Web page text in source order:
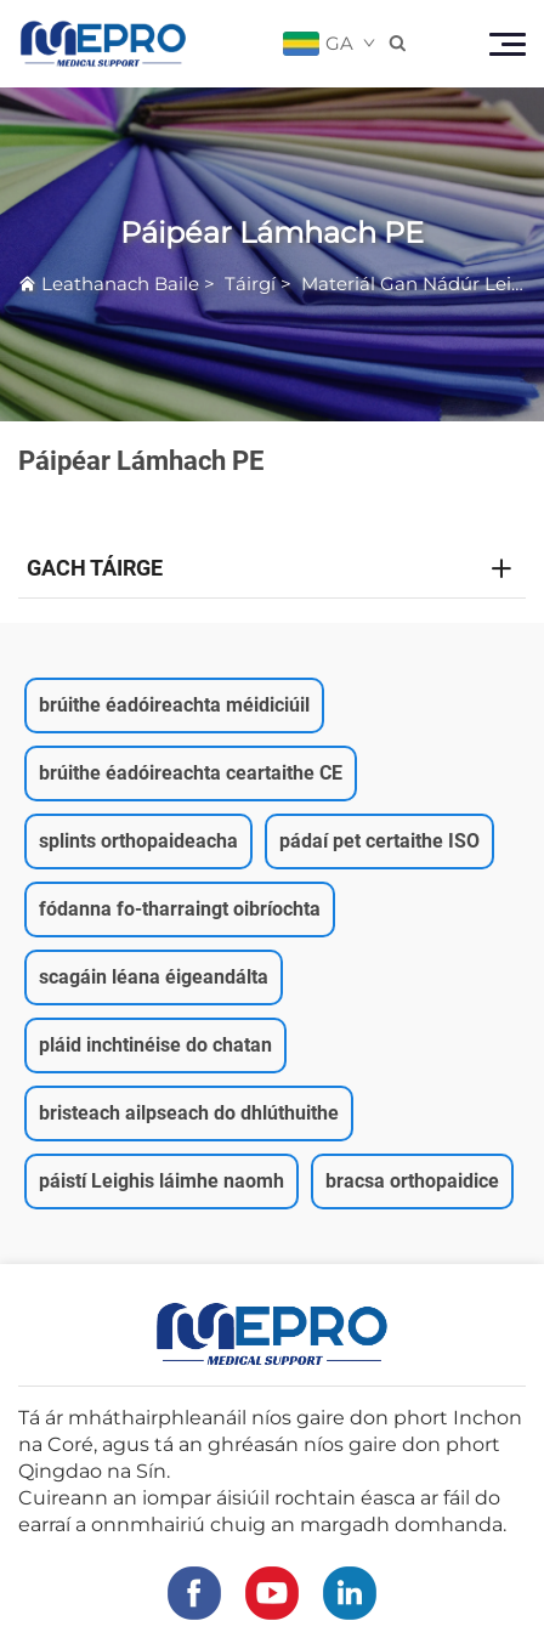
GA 
Páipéar Lámhach PE
Leathanach Baile > Táirgí>Materiál Gan Nádúr Leibhéal Míochranaigh
Páipéar Lámhach PE
GACH TÁIRGE
brúithe éadóireachta méidiciúil
brúithe éadóireachta ceartaithe CE
splints orthopaideacha pádaí pet certaithe ISO
fódanna fo-tharraingt oibríochta
scagáin léana éigeandálta
pláid inchtinéise do chatan
bristeach ailpseach do dhlúthuithe
páistí Leighis láimhe naomh bracsa orthopaidice
Tá ár mháthairphleanáil níos gaire don phort Inchon
na Coré, agus tá an ghréasán níos gaire don phort
Qingdao na Sín.
Cuireann an iompar áisiúil rochtain éasca ar fáil do
earraí a onnmhairiú chuig an margadh domhanda.